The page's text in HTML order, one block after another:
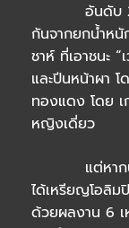
อันดับ 2 เป็
กันจากยกน้ำหนั
ชาห์ ที่เอาชนะ
และปีนหน้าผา
ทองแดง โดย
หญิงเดี่ยว
แต่หากนับที่
ได้เหรียญโอลิม
ด้วยผลงาน 6